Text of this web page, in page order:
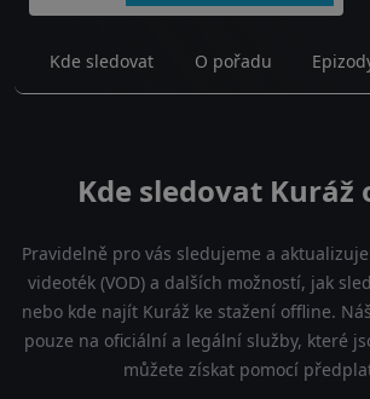
Kde sledovat O pořadu
Kde sledovat Kuráž
Pravidelně pro vás sledujeme a
videoték (VOD) a dalších možností, jak
nebo kde najít Kuráž ke stažení offline.
pouze na oficiální a legální služby, které
můžete získat pomocí